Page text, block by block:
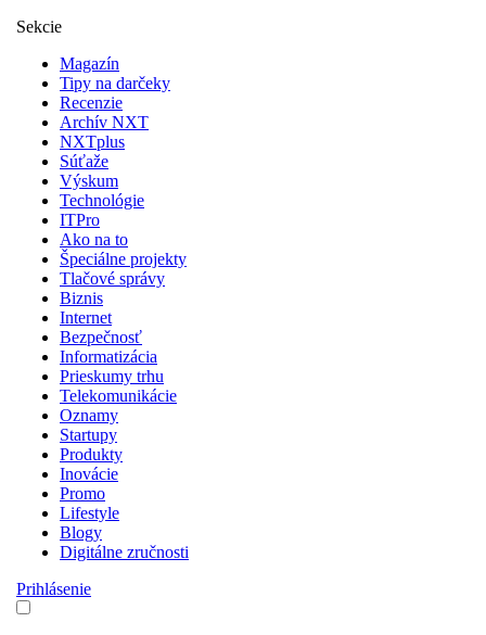
Sekcie
Magazín
Tipy na darčeky
Recenzie
Archív NXT
NXTplus
Súťaže
Výskum
Technológie
ITPro
Ako na to
Špeciálne projekty
Tlačové správy
Biznis
Internet
Bezpečnosť
Informatizácia
Prieskumy trhu
Telekomunikácie
Oznamy
Startupy
Produkty
Inovácie
Promo
Lifestyle
Blogy
Digitálne zručnosti
Prihlásenie